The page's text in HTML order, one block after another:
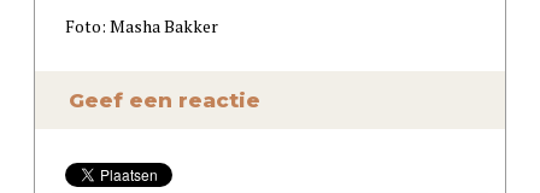
Foto: Masha Bakker
Geef een reactie